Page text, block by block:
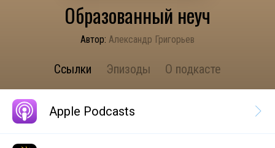
Образованный неуч
Автор: Александр Григорьев
Ссылки Эпизоды О подкасте
Apple Podcasts